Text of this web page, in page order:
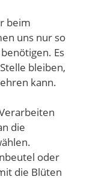
beim
uns nur so
Es
bleiben,
kann.
die
oder
die Blüten